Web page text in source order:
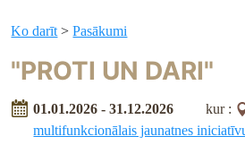
Ko darīt >Pasākumi
"PROTI UN DARI"
01.01.2026 - 31.12.2026 kur :
multifunkcionālais jaunatnes